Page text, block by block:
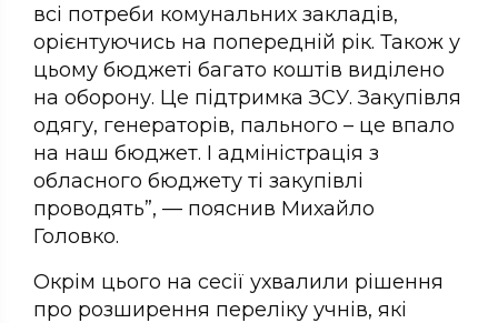
всі потреби комунальних закладів,
орієнтуючись на попередній рік. Також у
цьому бюджеті багато коштів виділено
на оборону. Це підтримка ЗСУ. Закупівля
одягу, генераторів, пального – це впало
на наш бюджет. І адміністрація з
обласного бюджету ті закупівлі
проводять”, — пояснив Михайло
Головко.
Окрім цього на сесії ухвалили рішення
про розширення переліку учнів, які